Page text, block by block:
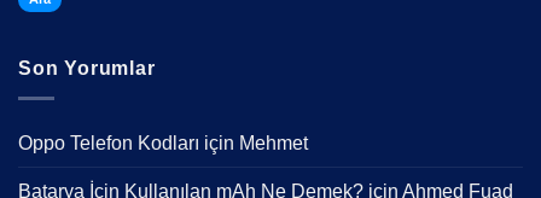
Modelleri
Hangileri?
Programları
Son Yorumlar
Oppo Telefon Kodları için Mehmet
Batarya İçin Kullanılan mAh Ne Demek? için Ahmed Fuad